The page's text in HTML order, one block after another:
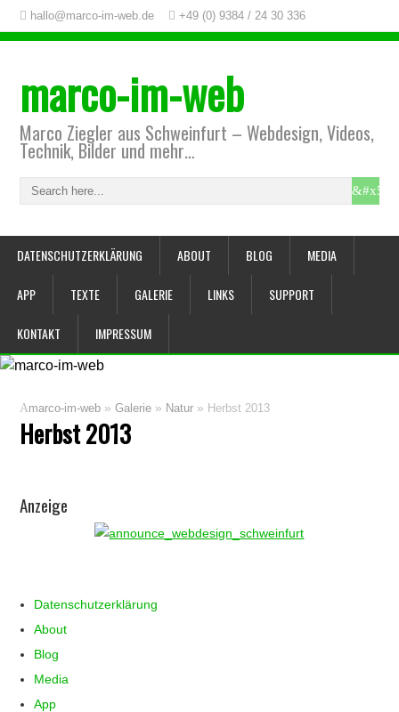
hallo@marco-im-web.de +49 (0) 9384 / 24 30 336
marco-im-web
Marco Ziegler aus Schweinfurt – Webdesign, Videos,
Technik, Bilder und mehr…
DATENSCHUTZERKLÄRUNG ABOUT BLOG MEDIA
APP TEXTE GALERIE LINKS SUPPORT
KONTAKT IMPRESSUM
marco-im-web »Galerie » Natur » Herbst 2013
Herbst 2013
Anzeige
Datenschutzerklärung
About
Blog
Media
App